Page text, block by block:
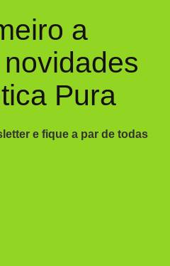
a
Pura
e fique a par de todas